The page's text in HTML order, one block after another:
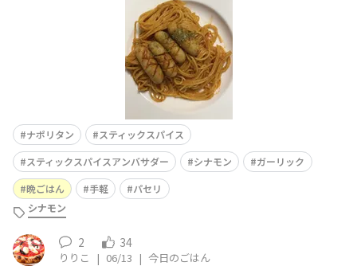
ナポリタン
スティックスパイス
スティックスパイスアンバサダー
シナモン
ガーリック
晩ごはん
手軽
パセリ
シナモン
2 34
りりこ | 06/13 | 今日のごはん